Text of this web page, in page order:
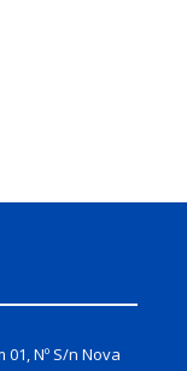
01, Nº S/n Nova